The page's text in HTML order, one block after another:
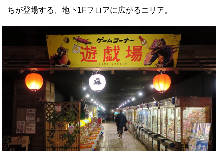
ちが登場する、地下1Fフロアに広がるエリア。